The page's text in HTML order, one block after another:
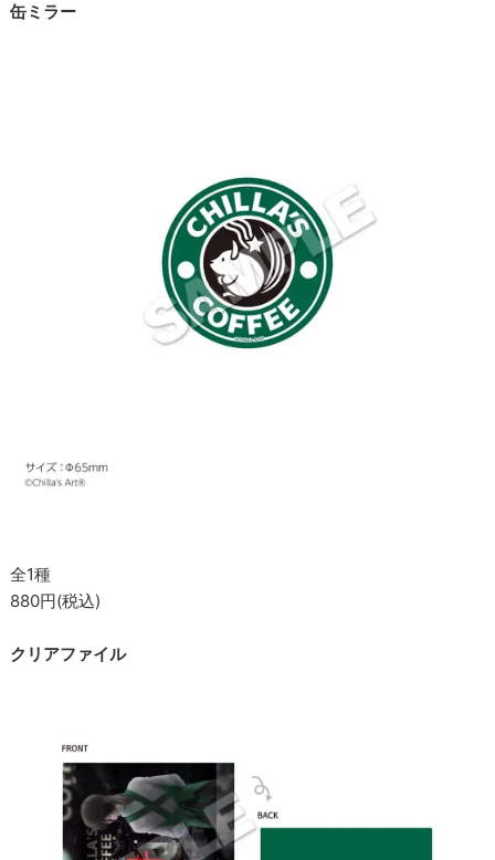
缶ミラー
全1種
880円(税込)
クリアファイル